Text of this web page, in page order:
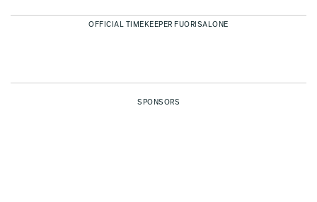
OFFICIAL TIMEKEEPER FUORISALONE
SPONSORS